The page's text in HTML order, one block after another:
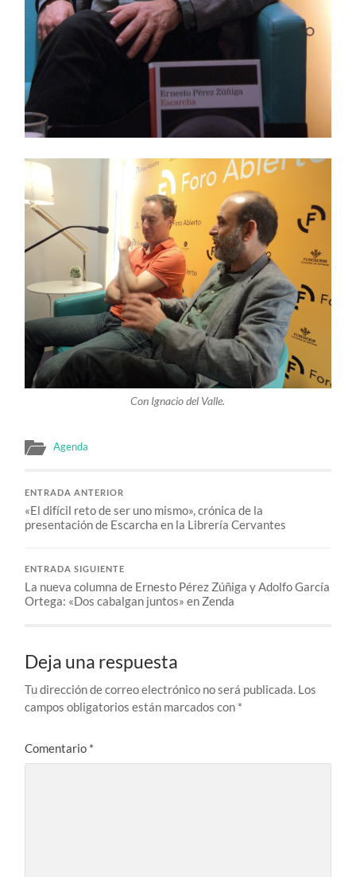
Con Ignacio del Valle.
Agenda
ENTRADA ANTERIOR
«El difícil reto de ser uno mismo», crónica de la
presentación de Escarcha en la Librería Cervantes
ENTRADA SIGUIENTE
La nueva columna de Ernesto Pérez Zúñiga y Adolfo García
Ortega: «Dos cabalgan juntos» en Zenda
Deja una respuesta
Tu dirección de correo electrónico no será publicada. Los
campos obligatorios están marcados con *
Comentario *